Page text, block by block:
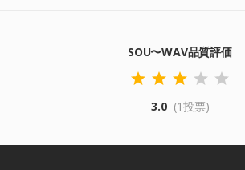
SOU〜WAV品質評価
3.0 (1投票)